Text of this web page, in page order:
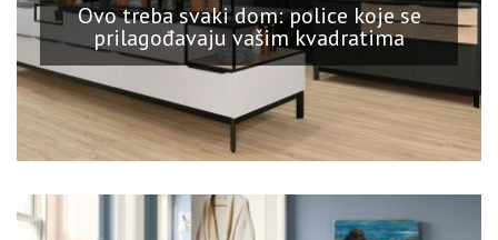
Ovo treba svaki dom: police koje se
prilagođavaju vašim kvadratima